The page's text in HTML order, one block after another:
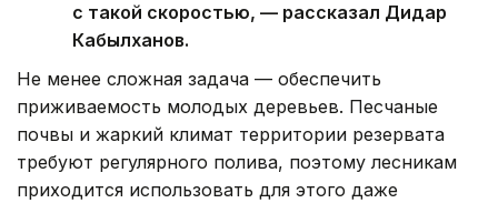
с такой скоростью, — рассказал Дидар
Кабылханов.
Не менее сложная задача — обеспечить
приживаемость молодых деревьев. Песчаные
почвы и жаркий климат территории резервата
требуют регулярного полива, поэтому лесникам
приходится использовать для этого даже